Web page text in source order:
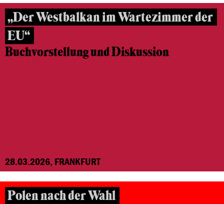
„Der Westbalkan im Wartezimmer der
EU“
Buchvorstellung und Diskussion
28.03.2026, FRANKFURT
Polen nach der Wahl